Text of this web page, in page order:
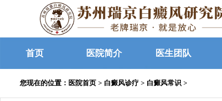
首页 医院简介 医生团队
您现在的位置： 医院首页 > 白癜风诊疗 > 白癜风常识 >